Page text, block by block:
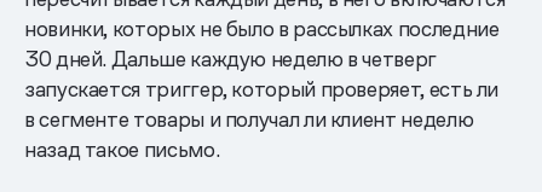
новинки, которых не было в рассылках последние
30 дней. Дальше каждую неделю в четверг
запускается триггер, который проверяет, есть ли
в сегменте товары и получал ли клиент неделю
назад такое письмо.